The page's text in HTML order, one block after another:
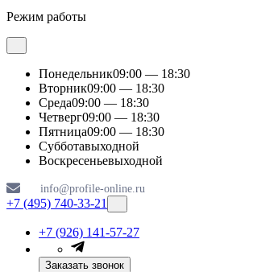
Режим работы
Понедельник09:00 — 18:30
Вторник09:00 — 18:30
Среда09:00 — 18:30
Четверг09:00 — 18:30
Пятница09:00 — 18:30
Субботавыходной
Воскресеньевыходной
info@profile-online.ru
+7 (495) 740-33-21
+7 (926) 141-57-27
Заказать звонок